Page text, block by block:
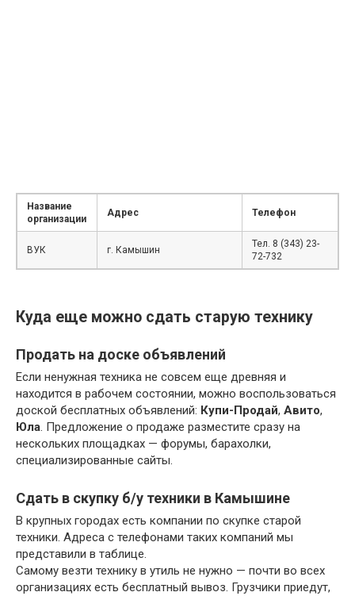
Название
организации
Адрес Телефон
ВУК г. Камышин
Тел. 8 (343) 23-
72-732
Куда еще можно сдать старую технику
Продать на доске объявлений
Если ненужная техника не совсем еще древняя и
находится в рабочем состоянии, можно воспользоваться
доской бесплатных объявлений: Купи-Продай, Авито,
Юла. Предложение о продаже разместите сразу на
нескольких площадках — форумы, барахолки,
специализированные сайты.
Сдать в скупку б/у техники в Камышине
В крупных городах есть компании по скупке старой
техники. Адреса с телефонами таких компаний мы
представили в таблице.
Самому везти технику в утиль не нужно — почти во всех
организациях есть бесплатный вывоз. Грузчики приедут,